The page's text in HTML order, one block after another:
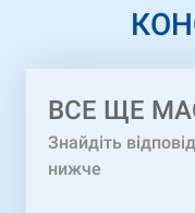
ВCЕ ЩЕ
Знайдіть
нижче